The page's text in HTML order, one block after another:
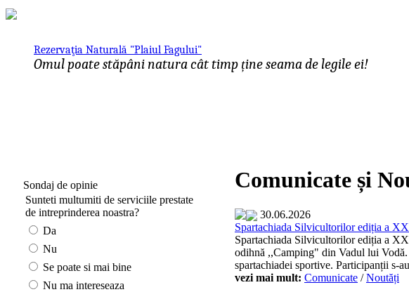
Rezervaţia Naturală "Plaiul Fagului"
Omul poate stăpâni natura cât timp ține seama de legile ei!
Sondaj de opinie
Sunteti multumiti de serviciile prestate
de intreprinderea noastra?
Da
Nu
Se poate si mai bine
Nu ma intereseaza
Comunicate și
30.06.2026
Spartachiada Silvicultorilor ediția a
Spartachiada Silvicultorilor ediția a
odihnă ,,Camping" din Vadul lui
spartachiadei sportive. Participanții s-
vezi mai mult: Comunicate /Noutăți